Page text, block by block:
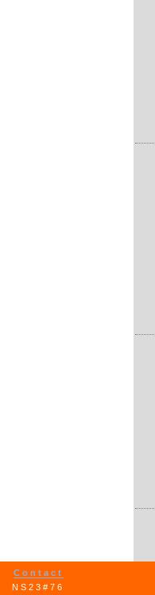
Contact
NS23#76